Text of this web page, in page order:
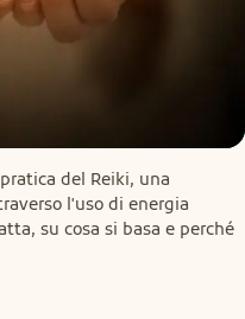
del Reiki, una
l'uso di energia
su cosa si basa e perché